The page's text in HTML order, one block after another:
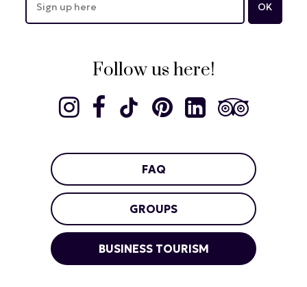
Follow us here!
FAQ
GROUPS
BUSINESS TOURISM